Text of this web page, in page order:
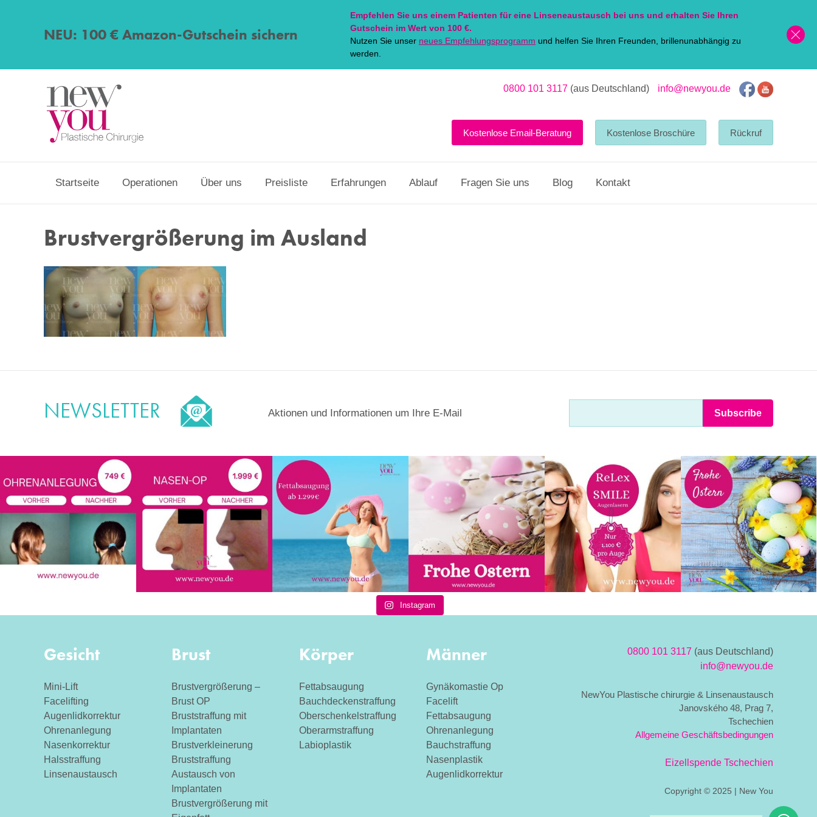
NEU: 100 € Amazon-Gutschein sichern
Empfehlen Sie uns einem Patienten für eine Linseneaustausch bei uns und erhalten Sie Ihren
Gutschein im Wert von 100 €.
Nutzen Sie unser neues Empfehlungsprogramm und helfen Sie Ihren Freunden, brillenunabhängig zu
werden.
0800 101 3117 (aus Deutschland) info@newyou.de
Startseite Operationen Über uns Preisliste Erfahrungen Ablauf Fragen Sie uns Blog Kontakt
Kostenlose Email-Beratung Kostenlose Broschüre Rückruf
Brustvergrößerung im Ausland
NEWSLETTER Aktionen und Informationen um Ihre E-Mail
Instagram
Gesicht
Mini-Lift
Facelifting
Augenlidkorrektur
Ohrenanlegung
Nasenkorrektur
Halsstraffung
Linsenaustausch
Brust
Brustvergrößerung –
Brust OP
Bruststraffung mit
Implantaten
Brustverkleinerung
Bruststraffung
Austausch von
Implantaten
Brustvergrößerung mit
Körper
Fettabsaugung
Bauchdeckenstraffung
Oberschenkelstraffung
Oberarmstraffung
Labioplastik
Männer
Gynäkomastie Op
Facelift
Fettabsaugung
Ohrenanlegung
Bauchstraffung
Nasenplastik
Augenlidkorrektur
0800 101 3117 (aus Deutschland)
info@newyou.de
NewYou Plastische chirurgie & Linsenaustausch
Janovského 48, Prag 7,
Tschechien
Allgemeine Geschäftsbedingungen
Eizellspende Tschechien
Copyright © 2025 | New You